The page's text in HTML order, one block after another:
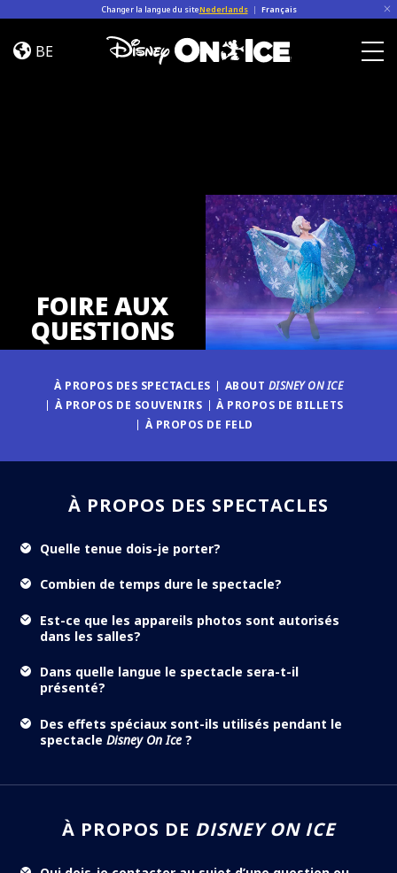
Changer la langue du siteNederlands | Français
FAQ
BE
FOIRE AUX
QUESTIONS
À PROPOS DES SPECTACLES ABOUT DISNEY ON ICE
À PROPOS DE SOUVENIRS
À PROPOS DE BILLETS
À PROPOS DE FELD
À PROPOS DES SPECTACLES
Quelle tenue dois-je porter?
Combien de temps dure le spectacle?
Est-ce que les appareils photos sont autorisés
dans les salles?
Dans quelle langue le spectacle sera-t-il
présenté?
Des effets spéciaux sont-ils utilisés pendant le
spectacle Disney On Ice ?
À PROPOS DE DISNEY ON ICE